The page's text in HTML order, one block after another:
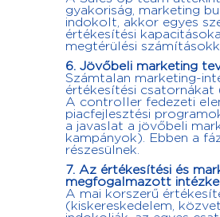
gyakoriság, marketing
indokolt, akkor egyes
értékesítési
megtérülési
6. Jövőbeli marketing
Számtalan marketing-
értékesítési csatornákat
A controller fedezeti
piacfejlesztési
a javaslat a jövőbeli
kampányok). Ebben a
részesülnek.
7. Az értékesítési és
megfogalmazott
A mai korszerű
(kiskereskedelem,